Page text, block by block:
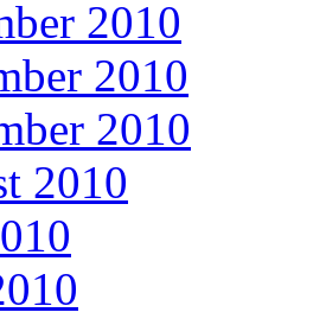
2010
2010
2010
2010